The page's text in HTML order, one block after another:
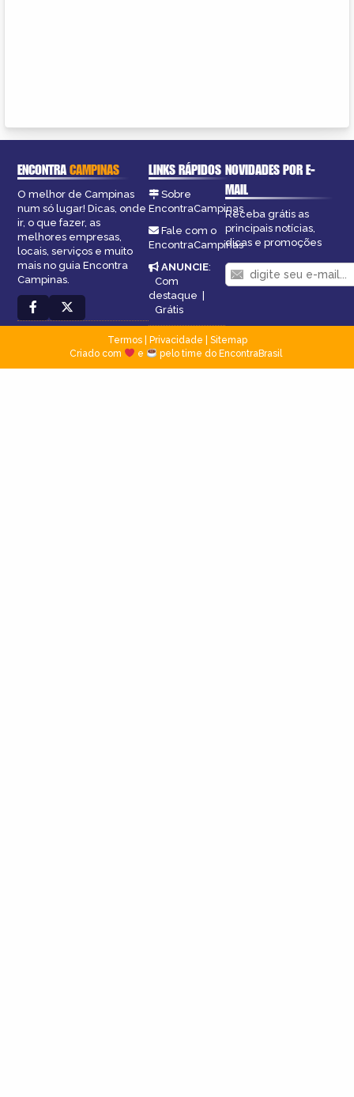
ENCONTRACAMPINAS
O melhor de Campinas
num só lugar! Dicas, onde
ir, o que fazer, as
melhores empresas,
locais, serviços e muito
mais no guia Encontra
Campinas.
LINKS RÁPIDOS
Sobre
EncontraCampinas
Fale com o
EncontraCampinas
ANUNCIE:
Com
destaque |
Grátis
NOVIDADES POR E-
MAIL
Receba grátis as
principais notícias,
dicas e promoções
Termos| Privacidade
Sitemap
Criado com
e pelo time do EncontraBrasil